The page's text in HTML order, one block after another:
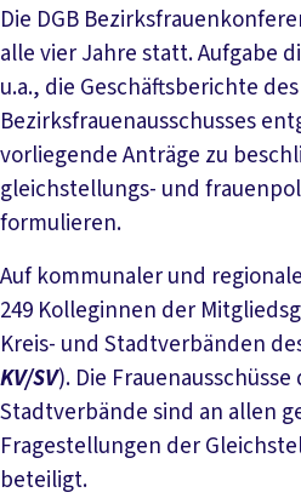
Die DGB
alle vier Jahre statt. Aufgabe
u.a., die Geschäftsberichte des
Bezirksfrauenausschusses
vorliegende Anträge zu
gleichstellungs- und
formulieren.
Auf kommunaler und
249 Kolleginnen der
Kreis- und Stadtverbänden
KV/SV). Die
Stadtverbände sind an allen
Fragestellungen der
beteiligt.